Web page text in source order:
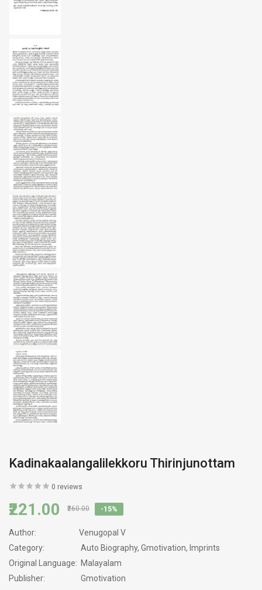
Kadinakaalangalilekkoru Thirinjunottam
0 reviews
₹221.00 ₹260.00 -15%
Author:
Venugopal V
Category:
Auto Biography, Gmotivation, Imprints
Original Language: Malayalam
Publisher:
Gmotivation